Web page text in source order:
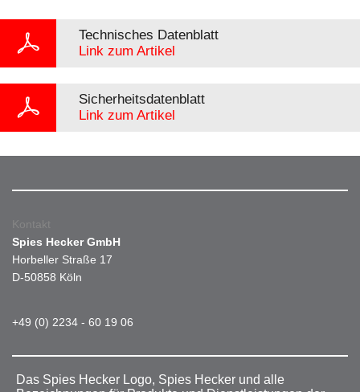
Technisches Datenblatt
Link zum Artikel
Sicherheitsdatenblatt
Link zum Artikel
Kontakt
Spies Hecker GmbH
Horbeller Straße 17
D-50858 Köln
+49 (0) 2234 - 60 19 06
Das Spies Hecker Logo, Spies Hecker und alle